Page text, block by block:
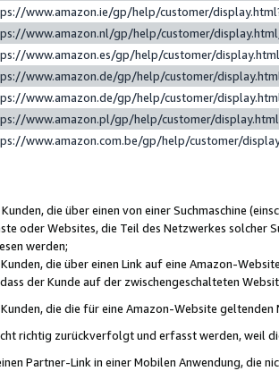
www.amazon.ie/gp/help/customer/
www.amazon.nl/gp/help/customer/
www.amazon.es/gp/help/customer/
www.amazon.de/gp/help/customer/
www.amazon.de/gp/help/customer/
www.amazon.pl/gp/help/customer/
www.amazon.com.be/gp/help/customer/
die über einen von einer Suchmaschine
oder Websites, die Teil des Netzwerkes solcher
werden;
die über einen Link auf eine Amazon-
der Kunde auf der zwischengeschalteten
die die für eine Amazon-Website geltenden
richtig zurückverfolgt und erfasst werden, weil
Partner-Link in einer Mobilen Anwendung, die